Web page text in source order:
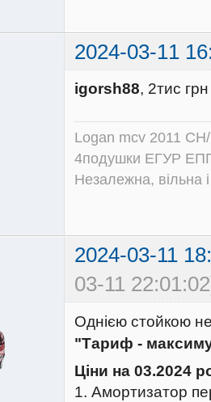
2024-03-11
igorsh88, 2тис
Logan mcv 2011
4подушки ЕГУР
Незалежна, вільна
2024-03-11
03-11
Однією стойкою
"Тариф -
Ціни на 03.2024
1. Амортизатор